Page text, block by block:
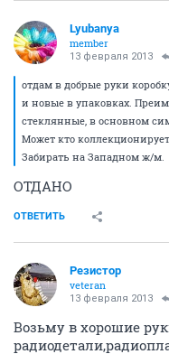
Lyubanya
member
13 февраля 2013
отдам в добрые руки
и новые в упаковках.
стеклянные, в основном
Может кто
Забирать на Западном ж/м.
ОТДАНО
ОТВЕТИТЬ
Резистор
veteran
13 февраля 2013
Возьму в хорошие